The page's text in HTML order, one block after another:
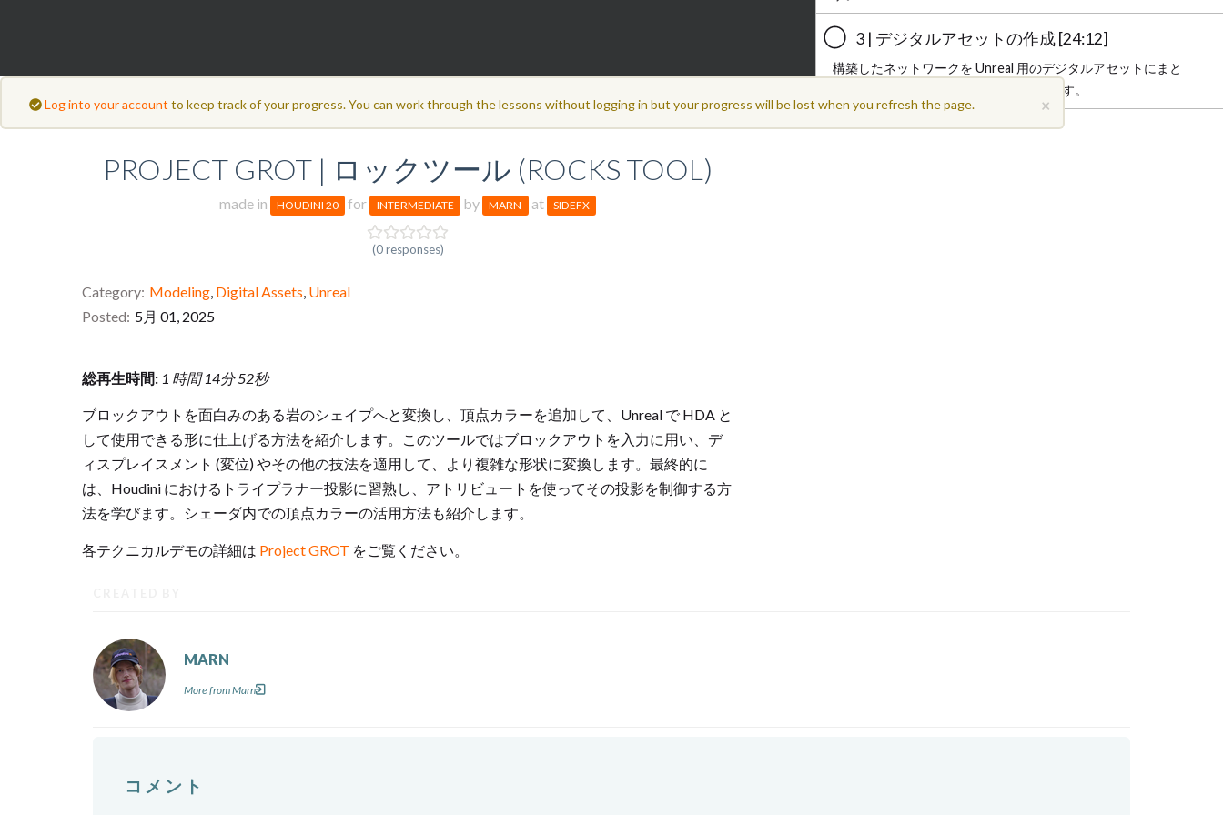
×
Log into your account to keep track of your progress. You can work through the lessons without logging in but your progress will be lost when you refresh the page.
PROJECT GROT | ロックツール (ROCKS TOOL)
made in HOUDINI 20 for INTERMEDIATE by MARN at SIDEFX
(0 responses)
Category Modeling, Digital Assets, Unreal
Posted 5月 01, 2025
総再生時間: 1 時間 14分 52秒
ブロックアウトを面白みのある岩のシェイプへと変換し、頂点カラーを追加して、Unreal で HDA と
して使用できる形に仕上げる方法を紹介します。このツールではブロックアウトを入力に用い、デ
ィスプレイスメント (変位) やその他の技法を適用して、より複雑な形状に変換します。最終的に
は、Houdini におけるトライプラナー投影に習熟し、アトリビュートを使ってその投影を制御する方
法を学びます。シェーダ内での頂点カラーの活用方法も紹介します。
各テクニカルデモの詳細は Project GROT をご覧ください。
3 | デジタルアセットの作成 [24:12]
構築したネットワークを Unreal 用のデジタルアセットにまと
め、エンジン内でその結果をテストします。
MARN
More from Marn
コメント